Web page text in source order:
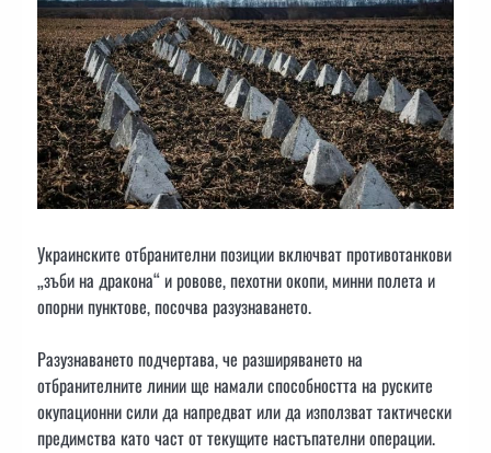
Украинските отбранителни позиции включват противотанкови
„зъби на дракона“ и ровове, пехотни окопи, минни полета и
опорни пунктове, посочва разузнаването.
Разузнаването подчертава, че разширяването на
отбранителните линии ще намали способността на руските
окупационни сили да напредват или да използват тактически
предимства като част от текущите настъпателни операции.